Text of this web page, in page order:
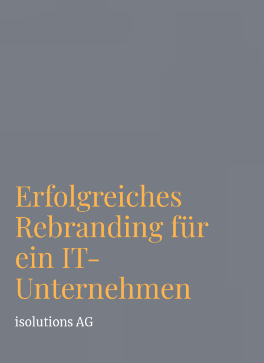
Erfolgreiches
Rebranding für
ein IT-
Unternehmen
isolutions AG